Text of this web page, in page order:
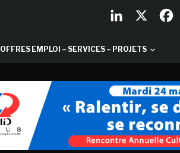
OFFRES EMPLOI – SERVICES – PROJETS